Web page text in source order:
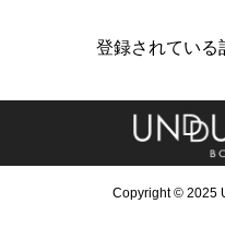
登録されている
Copyright © 2025